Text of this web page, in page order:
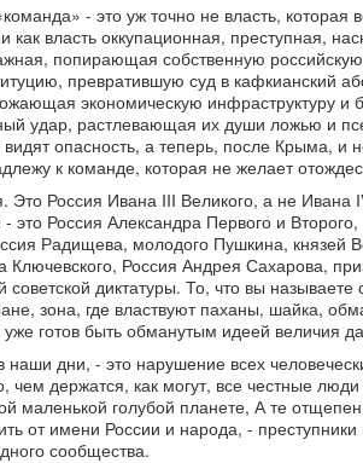
- это уж точно не власть, которая
как власть оккупационная, преступная,
попирающая собственную российскую
превратившую суд в кафкианский
экономическую инфраструктуру
удар, растлевающая их души ложью и
видят опасность, а теперь, после Крыма, и
к команде, которая не желает
Это Россия Ивана III Великого, а не Ивана
это Россия Александра Первого и
Радищева, молодого Пушкина, князей
Ключевского, Россия Андрея Сахарова,
советской диктатуры. То, что вы
зона, где властвуют паханы, шайка,
уже готов быть обманутым идеей величия
наши дни, - это нарушение всех
чем держатся, как могут, все честные
маленькой голубой планете, А те
от имени России и народа, -
сообщества.